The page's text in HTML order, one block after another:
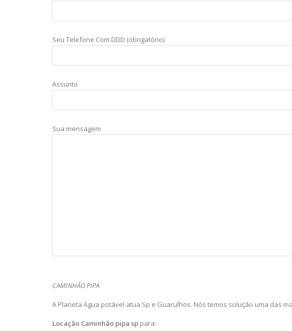
Seu Telefone Com DDD (obrigatório)
Assunto
Sua mensagem
CAMINHÃO PIPA
A Planeta Água potável atua Sp e Guarulhos. Nós temos solução uma das
Locação Caminhão pipa sp para: